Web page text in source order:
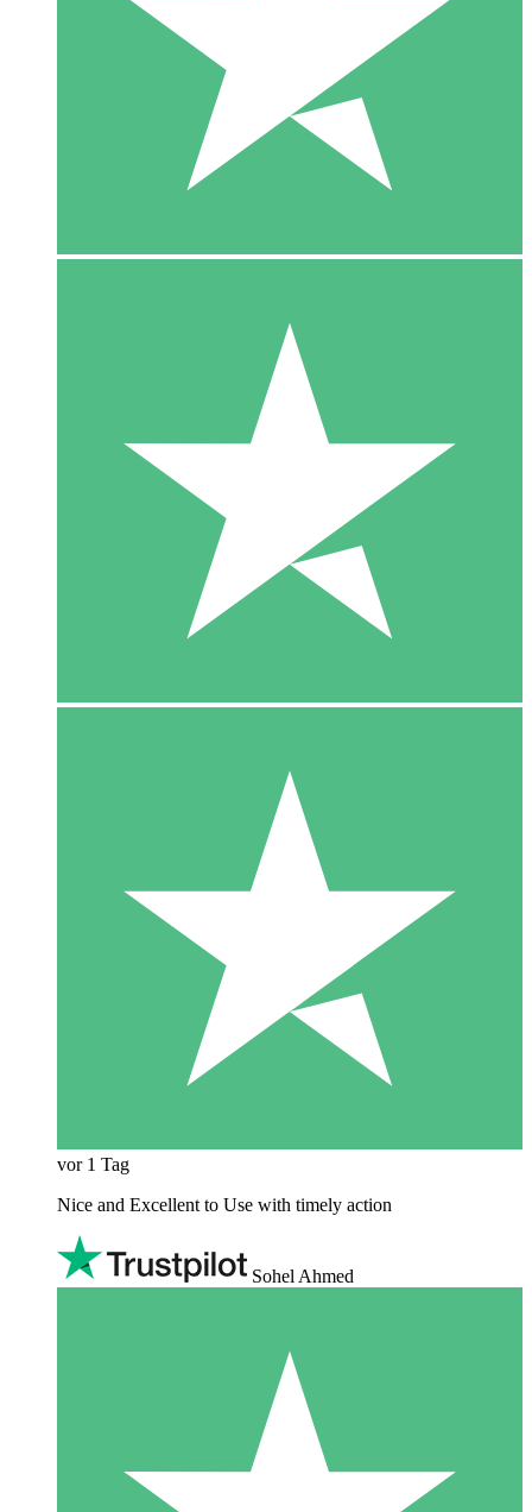
vor 1 Tag
Nice and Excellent to Use with timely action
Sohel Ahmed